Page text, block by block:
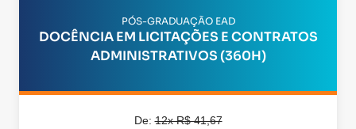
PÓS-GRADUAÇÃO EAD
DOCÊNCIA EM LICITAÇÕES E CONTRATOS
ADMINISTRATIVOS (360H)
De:12x R$ 41,67